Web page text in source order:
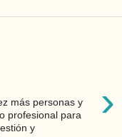
›
más personas y
profesional para
y